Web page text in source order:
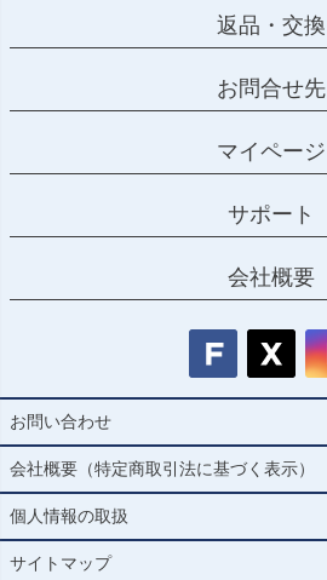
返品・交換
お問合せ先
マイページ
サポート
会社概要
お問い合わせ
会社概要（特定商取引法に基づく表示）
個人情報の取扱
サイトマップ